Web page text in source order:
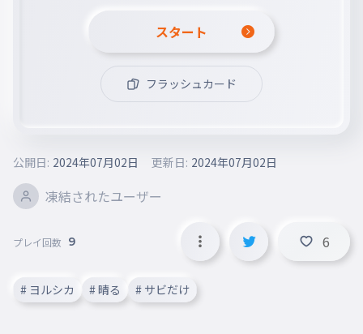
スタート
フラッシュカード
凍結されたユーザー
公開日: 2024年07月02日 更新日: 2024年07月02日
プレイ回数 9 6
# ヨルシカ # 晴る # サビだけ